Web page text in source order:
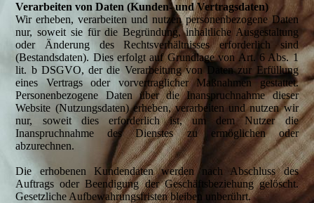
Verarbeiten von Daten (Kunden- und Vertragsdaten)
Wir erheben, verarbeiten und nutzen personenbezogene Daten
nur, soweit sie für die Begründung, inhaltliche Ausgestaltung
oder Änderung des Rechtsverhältnisses erforderlich sind
(Bestandsdaten). Dies erfolgt auf Grundlage von Art. 6 Abs. 1
lit. b DSGVO, der die Verarbeitung von Daten zur Erfüllung
eines Vertrags oder vorvertraglicher Maßnahmen gestattet.
Personenbezogene Daten über die Inanspruchnahme dieser
Website (Nutzungsdaten) erheben, verarbeiten und nutzen wir
nur, soweit dies erforderlich ist, um dem Nutzer die
Inanspruchnahme des Dienstes zu ermöglichen oder
abzurechnen.
Die erhobenen Kundendaten werden nach Abschluss des
Auftrags oder Beendigung der Geschäftsbeziehung gelöscht.
Gesetzliche Aufbewahrungsfristen bleiben unberührt.